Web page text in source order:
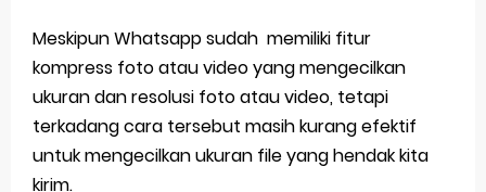
Meskipun Whatsapp sudah memiliki fitur
kompress foto atau video yang mengecilkan
ukuran dan resolusi foto atau video, tetapi
terkadang cara tersebut masih kurang efektif
untuk mengecilkan ukuran file yang hendak kita
kirim.